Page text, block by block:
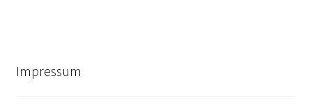
Impressum